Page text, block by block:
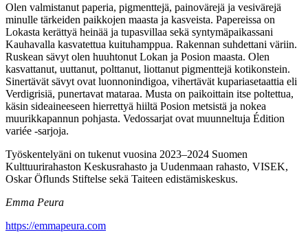
Olen valmistanut paperia, pigmenttejä, painovärejä ja vesivärejä
minulle tärkeiden paikkojen maasta ja kasveista. Papereissa on
Lokasta kerättyä heinää ja tupasvillaa sekä syntymäpaikassani
Kauhavalla kasvatettua kuituhamppua. Rakennan suhdettani väriin.
Ruskean sävyt olen huuhtonut Lokan ja Posion maasta. Olen
kasvattanut, uuttanut, polttanut, liottanut pigmenttejä kotikonstein.
Sinertävät sävyt ovat luonnonindigoa, vihertävät kupariasetaattia eli
Verdigrisiä, punertavat mataraa. Musta on paikoittain itse poltettua,
käsin sideaineeseen hierrettyä hiiltä Posion metsistä ja nokea
muurikkapannun pohjasta. Vedossarjat ovat muunneltuja Édition
variée -sarjoja.
Työskentelyäni on tukenut vuosina 2023–2024 Suomen
Kulttuurirahaston Keskusrahasto ja Uudenmaan rahasto, VISEK,
Oskar Öflunds Stiftelse sekä Taiteen edistämiskeskus.
Emma Peura
https://emmapeura.com